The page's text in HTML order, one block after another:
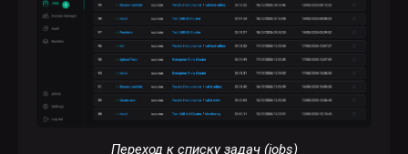
Переход к списку задач (jobs)